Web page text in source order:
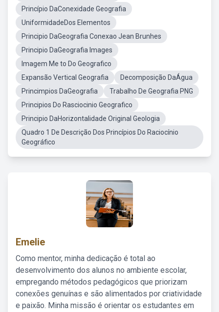
Princípio DaConexidade Geografia
UniformidadeDos Elementos
Principio DaGeografia Conexao Jean Brunhes
Principio DaGeografia Images
Imagem Me to Do Geografico
Expansão Vertical Geografia
Decomposição DaÁgua
Princimpios DaGeografia
Trabalho De Geografia PNG
Principios Do Rasciocinio Geografico
Principio DaHorizontalidade Original Geologia
Quadro 1 De Descrição Dos Princípios Do Raciocínio
Geográfico
Emelie
Como mentor, minha dedicação é total ao
desenvolvimento dos alunos no ambiente escolar,
empregando métodos pedagógicos que priorizam
conexões genuínas e são alimentados por criatividade
e paixão. Minha missão é orientar os estudantes em